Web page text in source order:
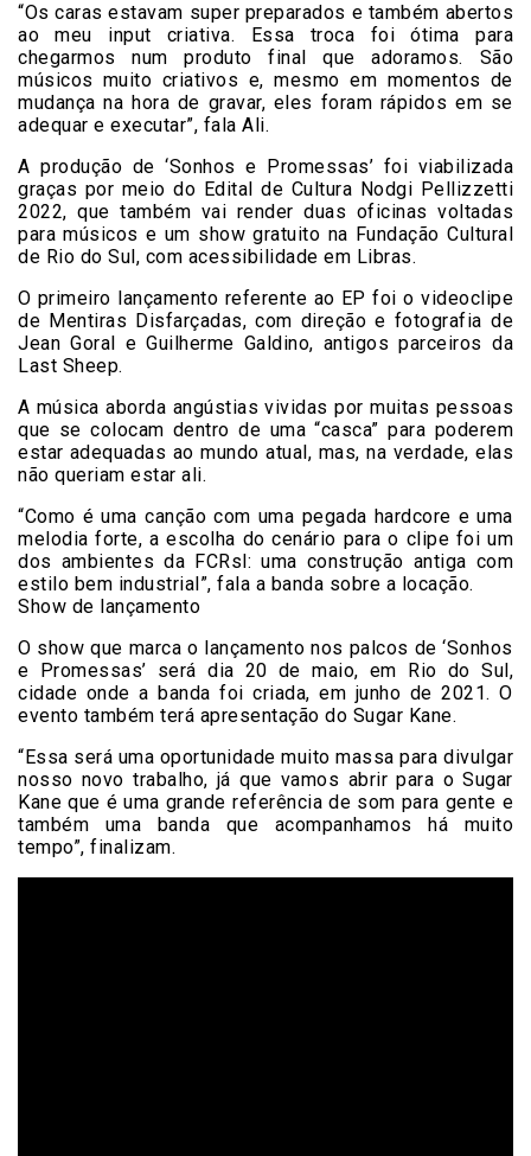
“Os caras estavam super preparados e também abertos
ao meu input criativa. Essa troca foi ótima para
chegarmos num produto final que adoramos. São
músicos muito criativos e, mesmo em momentos de
mudança na hora de gravar, eles foram rápidos em se
adequar e executar”, fala Ali.
A produção de ‘Sonhos e Promessas’ foi viabilizada
graças por meio do Edital de Cultura Nodgi Pellizzetti
2022, que também vai render duas oficinas voltadas
para músicos e um show gratuito na Fundação Cultural
de Rio do Sul, com acessibilidade em Libras.
O primeiro lançamento referente ao EP foi o videoclipe
de Mentiras Disfarçadas, com direção e fotografia de
Jean Goral e Guilherme Galdino, antigos parceiros da
Last Sheep.
A música aborda angústias vividas por muitas pessoas
que se colocam dentro de uma “casca” para poderem
estar adequadas ao mundo atual, mas, na verdade, elas
não queriam estar ali.
“Como é uma canção com uma pegada hardcore e uma
melodia forte, a escolha do cenário para o clipe foi um
dos ambientes da FCRsl: uma construção antiga com
estilo bem industrial”, fala a banda sobre a locação.
Show de lançamento
O show que marca o lançamento nos palcos de ‘Sonhos
e Promessas’ será dia 20 de maio, em Rio do Sul,
cidade onde a banda foi criada, em junho de 2021. O
evento também terá apresentação do Sugar Kane.
“Essa será uma oportunidade muito massa para divulgar
nosso novo trabalho, já que vamos abrir para o Sugar
Kane que é uma grande referência de som para gente e
também uma banda que acompanhamos há muito
tempo”, finalizam.